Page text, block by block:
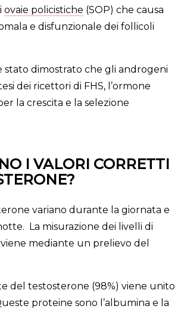
ovaie policistiche (SOP) che causa
e disfunzionale dei follicoli
stato dimostrato che gli androgeni
dei ricettori di FHS, l’ormone
la crescita e la selezione
I VALORI CORRETTI
variano durante la giornata e
La misurazione dei livelli di
mediante un prelievo del
del testosterone (98%) viene unito
proteine sono l’albumina e la